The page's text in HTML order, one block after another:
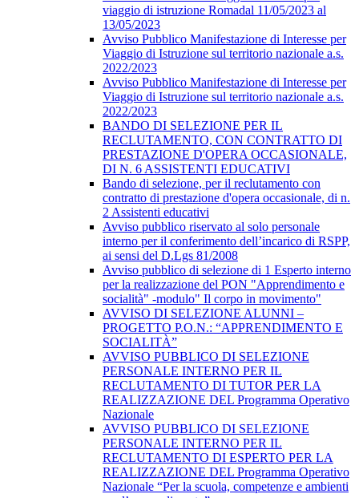
viaggio di istruzione Romadal 11/05/2023 al
13/05/2023
Avviso Pubblico Manifestazione di Interesse per
Viaggio di Istruzione sul territorio nazionale a.s.
2022/2023
Avviso Pubblico Manifestazione di Interesse per
Viaggio di Istruzione sul territorio nazionale a.s.
2022/2023
BANDO DI SELEZIONE PER IL
RECLUTAMENTO, CON CONTRATTO DI
PRESTAZIONE D'OPERA OCCASIONALE,
DI N. 6 ASSISTENTI EDUCATIVI
Bando di selezione, per il reclutamento con
contratto di prestazione d'opera occasionale, di n.
2 Assistenti educativi
Avviso pubblico riservato al solo personale
interno per il conferimento dell’incarico di RSPP,
ai sensi del D.Lgs 81/2008
Avviso pubblico di selezione di 1 Esperto interno
per la realizzazione del PON "Apprendimento e
socialità" -modulo" Il corpo in movimento"
AVVISO DI SELEZIONE ALUNNI –
PROGETTO P.O.N.: “APPRENDIMENTO E
SOCIALITÀ”
AVVISO PUBBLICO DI SELEZIONE
PERSONALE INTERNO PER IL
RECLUTAMENTO DI TUTOR PER LA
REALIZZAZIONE DEL Programma Operativo
Nazionale
AVVISO PUBBLICO DI SELEZIONE
PERSONALE INTERNO PER IL
RECLUTAMENTO DI ESPERTO PER LA
REALIZZAZIONE DEL Programma Operativo
Nazionale “Per la scuola, competenze e ambienti